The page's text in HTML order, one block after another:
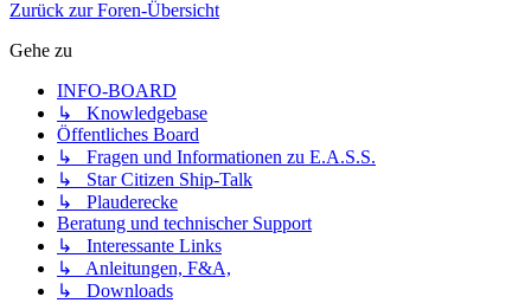
Zurück zur Foren-Übersicht
Gehe zu
INFO-BOARD
↳ Knowledgebase
Öffentliches Board
↳ Fragen und Informationen zu E.A.S.S.
↳ Star Citizen Ship-Talk
↳ Plauderecke
Beratung und technischer Support
↳ Interessante Links
↳ Anleitungen, F&A,
↳ Downloads